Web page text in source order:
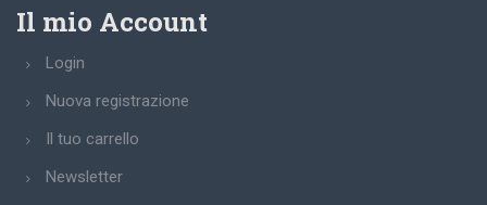
Il mio Account
Login
Nuova registrazione
Il tuo carrello
Newsletter